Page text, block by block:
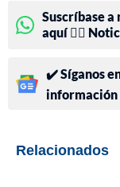
Suscríbase a
aquí 👉🏻
✔️ Síganos
información
Relacionados